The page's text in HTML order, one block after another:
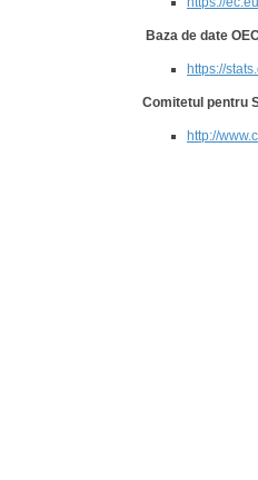
Baza de date
https://
Comitetul pentru
http://